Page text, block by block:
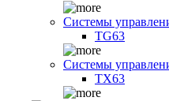
Системы
TG63
Системы
TX63